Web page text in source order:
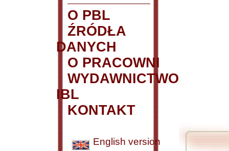
O PBL
ŹRÓDŁA
DANYCH
O PRACOWNI
WYDAWNICTWO
IBL
KONTAKT
English version